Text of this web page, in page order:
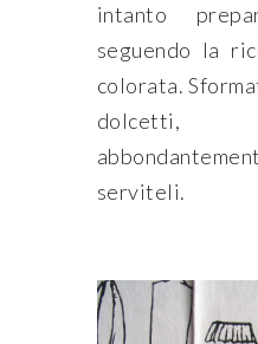
intanto
seguendo la
colorata.
dolcetti,
serviteli.